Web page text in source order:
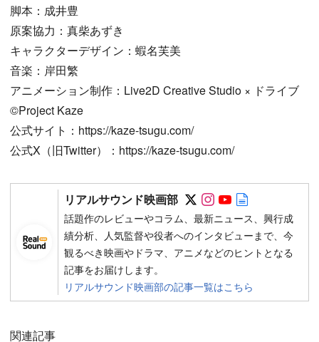
脚本：成井豊
原案協力：真柴あずき
キャラクターデザイン：蝦名芙美
音楽：岸田繁
アニメーション制作：Live2D Creative Studio × ドライブ
©Project Kaze
公式サイト：https://kaze-tsugu.com/
公式X（旧Twitter）：https://kaze-tsugu.com/
リアルサウンド映画部 Follow on SNS
Follow on SNS
Follow on
話題作のレビューやコラム、最新ニュース、興行成
績分析、人気監督や役者へのインタビューまで、今
観るべき映画やドラマ、アニメなどのヒントとなる
記事をお届けします。
リアルサウンド映画部の記事一覧はこちら
関連記事